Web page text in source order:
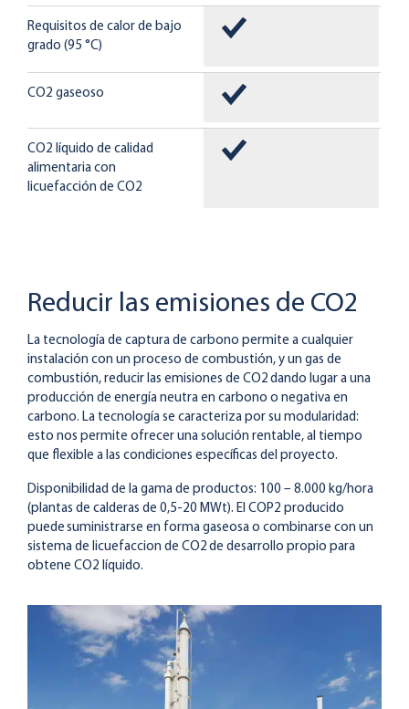
Requisitos de calor de bajo
grado (95 °C)
CO2 gaseoso
CO2 líquido de calidad
alimentaria con
licuefacción de CO2
Reducir las emisiones de CO2
La tecnología de captura de carbono permite a cualquier
instalación con un proceso de combustión, y un gas de
combustión, reducir las emisiones de CO2 dando lugar a una
producción de energía neutra en carbono o negativa en
carbono. La tecnología se caracteriza por su modularidad:
esto nos permite ofrecer una solución rentable, al tiempo
que flexible a las condiciones específicas del proyecto.
Disponibilidad de la gama de productos: 100 – 8.000 kg/hora
(plantas de calderas de 0,5-20 MWt). El COP2 producido
puede suministrarse en forma gaseosa o combinarse con un
sistema de licuefaccion de CO2 de desarrollo propio para
obtene CO2 líquido.